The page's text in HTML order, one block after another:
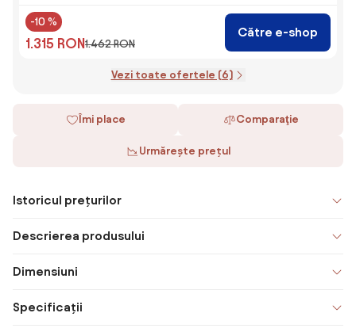
-10 %
1.315 RON1.462 RON
Către e-shop
Vezi toate ofertele (6)
Îmi place Comparaţie
Urmărește prețul
Istoricul prețurilor
Descrierea produsului
Dimensiuni
Specificații